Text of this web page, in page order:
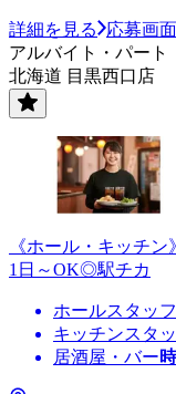
詳細を見る
応募画
アルバイト・パート
北海道 目黒西口店
《ホール・キッチ
1日～OK◎駅チカ
ホールスタッフ
キッチンスタ
居酒屋・バー